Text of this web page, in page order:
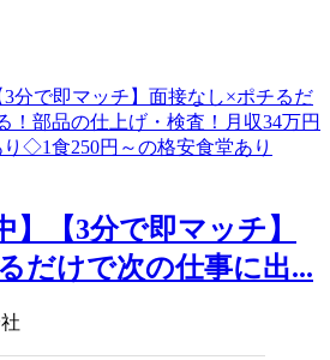
】【3分で即マッチ】
だけで次の仕事に出...